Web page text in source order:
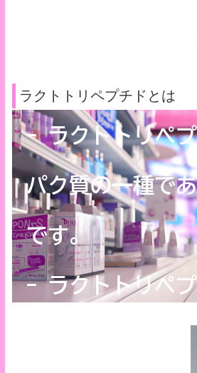
ラクトトリペプチドとは